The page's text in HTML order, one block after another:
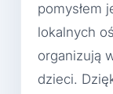
pomysłem
lokalnych
organizują
dzieci.